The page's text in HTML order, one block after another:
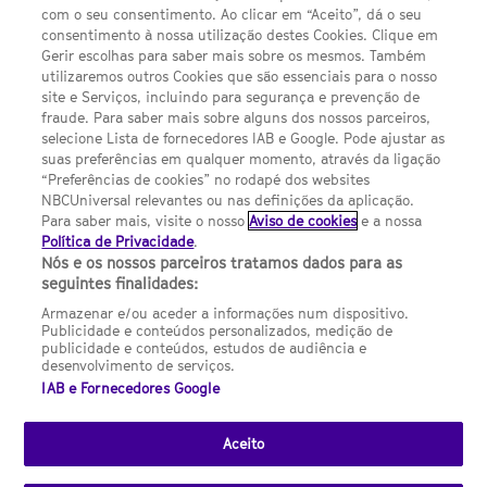
Termos E Condições
FILMES
UMA DIVISÃO DA NBCUNIVERSAL
Contact us by email: contact.SYFYPortugal@ncbuni.com
NBC Universal Global Networks España S.L.U. is wholly owned
by Universal Studios International BV
NBC Universal Global Networks, S.L.U. Paseo de la Castellana,
95. Planta 10 Edificio Torre Europa 28046 Madrid B-82227893
SYFY Portugal is subject to Spanish jurisdiction and regulated
(CNMC).
Channel
com o seu consentimento. Ao clicar em “Aceito”, dá o seu
consentimento à nossa utilização destes Cookies. Clique em
Gerir escolhas para saber mais sobre os mesmos. Também
utilizaremos outros Cookies que são essenciais para o nosso
site e Serviços, incluindo para segurança e prevenção de
fraude. Para saber mais sobre alguns dos nossos parceiros,
selecione Lista de fornecedores IAB e Google. Pode ajustar as
suas preferências em qualquer momento, através da ligação
“Preferências de cookies” no rodapé dos websites
NBCUniversal relevantes ou nas definições da aplicação.
Para saber mais, visite o nossoAviso de cookies e a nossa
Política de Privacidade.
Nós e os nossos parceiros tratamos dados para as
seguintes finalidades:
Armazenar e/ou aceder a informações num dispositivo.
Publicidade e conteúdos personalizados, medição de
publicidade e conteúdos, estudos de audiência e
desenvolvimento de serviços.
IAB e Fornecedores Google
Aceito